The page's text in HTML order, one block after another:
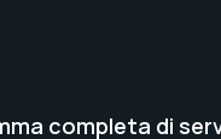
completa di